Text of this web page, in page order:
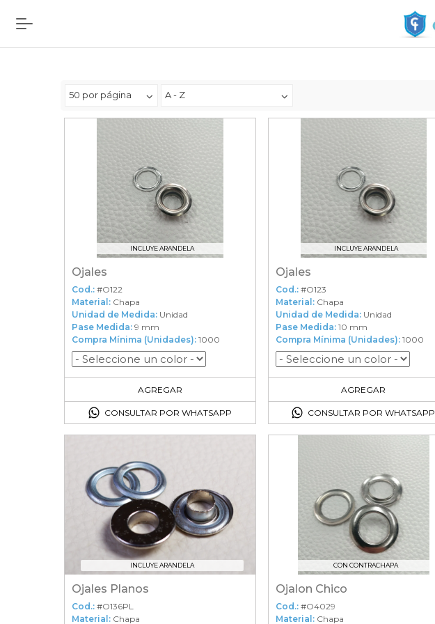
50 por página A - Z
INCLUYE ARANDELA
Ojales
Cod.: #O122
Material: Chapa
Unidad de Medida: Unidad
Pase Medida: 9 mm
Compra Mínima (Unidades): 1000
AGREGAR
1000en el carrito
CONSULTAR POR WHATSAPP
INCLUYE ARANDELA
Ojales
Cod.: #O123
Material: Chapa
Unidad de Medida: Unidad
Pase Medida: 10 mm
Compra Mínima (Unidades): 1000
AGREGAR
1000en el carrito
CONSULTAR POR WHATSAPP
INCLUYE ARANDELA
Ojales Planos
Cod.: #O136PL
Material: Chapa
CON CONTRACHAPA
Ojalon Chico
Cod.: #O4029
Material: Chapa